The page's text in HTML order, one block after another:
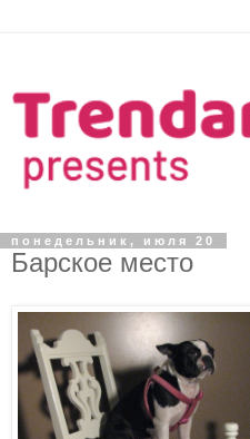
понедельник, июля 20
Барское место